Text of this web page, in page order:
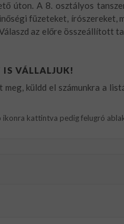
úton. A 8. osztályos
füzeteket,
az előre összeállított
VÁLLALJUK!
küldd el számunkra a
kattintva pedig felugró